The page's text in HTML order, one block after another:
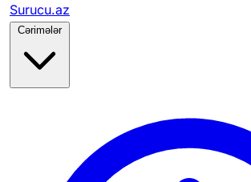
Surucu.az
Cərimələr